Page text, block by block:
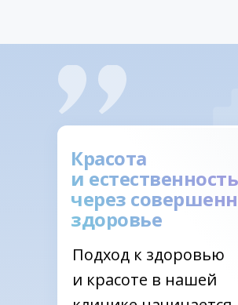
Красота
и естественность
через
здоровье
Подход к здоровью
и красоте в нашей